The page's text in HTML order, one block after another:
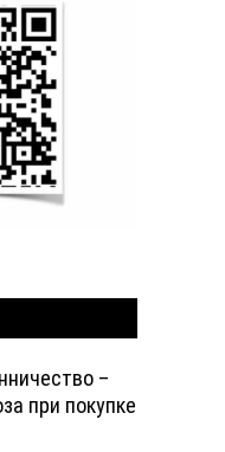
–
при покупке